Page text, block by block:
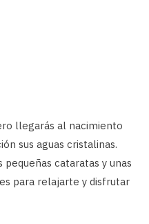
llegarás al nacimiento
sus aguas cristalinas.
cataratas y unas
para relajarte y disfrutar